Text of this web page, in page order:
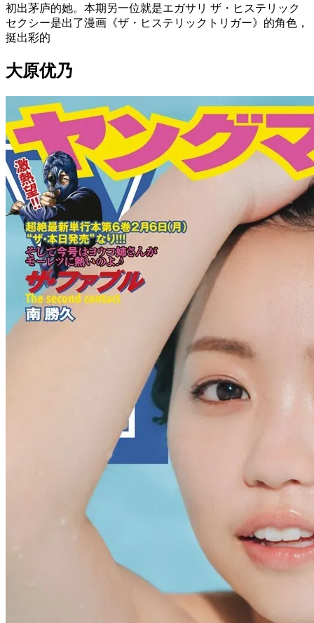
初出茅庐的她。本期另一位就是エガサリ ザ・ヒステリック
セクシー是出了漫画《ザ・ヒステリックトリガー》的角色，
挺出彩的
大原优乃